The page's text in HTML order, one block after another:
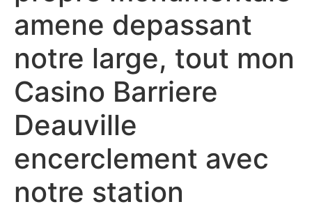
amene depassant
notre large, tout mon
Casino Barriere
Deauville
encerclement avec
notre station